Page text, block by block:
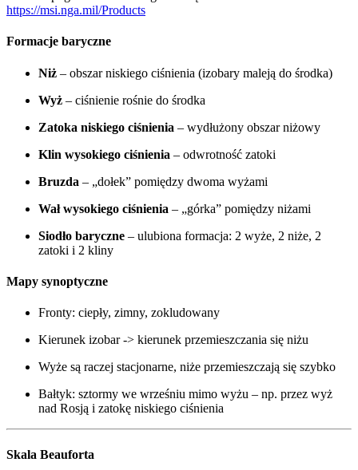
https://msi.nga.mil/Products
Formacje baryczne
Niż – obszar niskiego ciśnienia (izobary maleją do środka)
Wyż – ciśnienie rośnie do środka
Zatoka niskiego ciśnienia – wydłużony obszar niżowy
Klin wysokiego ciśnienia – odwrotność zatoki
Bruzda – „dołek” pomiędzy dwoma wyżami
Wał wysokiego ciśnienia – „górka” pomiędzy niżami
Siodło baryczne – ulubiona formacja: 2 wyże, 2 niże, 2
zatoki i 2 kliny
Mapy synoptyczne
Fronty: ciepły, zimny, zokludowany
Kierunek izobar -> kierunek przemieszczania się niżu
Wyże są raczej stacjonarne, niże przemieszczają się szybko
Bałtyk: sztormy we wrześniu mimo wyżu – np. przez wyż
nad Rosją i zatokę niskiego ciśnienia
Skala Beauforta